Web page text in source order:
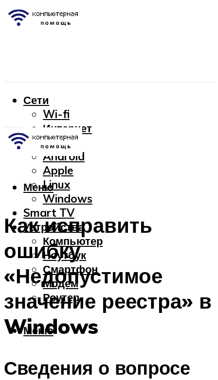
Сети
Wi-fi
Интернет
OC
Android
Apple
Linux
Windows
Smart TV
Устройства
Компьютер
Ноутбук
Смартфон
Модем
Роутер
Меню
Меню
Как исправить
ошибку
«Недопустимое
значение реестра» в
Windows
Сведения о вопросе